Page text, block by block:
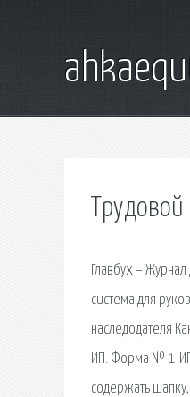
Главбух –
система для
наследодателя
ИП. Форма № 1-ИП
содержать